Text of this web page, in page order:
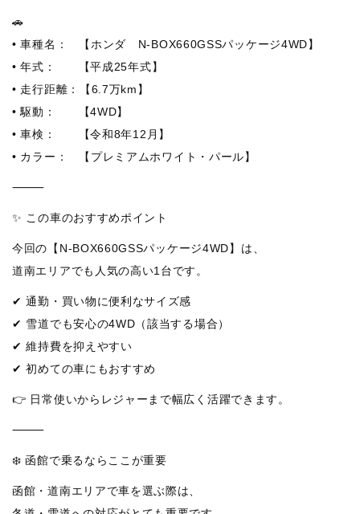
🚗
• 車種名： 【ホンダ N-BOX660GSSパッケージ4WD】
• 年式： 【平成25年式】
• 走行距離：【6.7万km】
• 駆動： 【4WD】
• 車検： 【令和8年12月】
• カラー： 【プレミアムホワイト・パール】
⸻
✨ この車のおすすめポイント
今回の【N-BOX660GSSパッケージ4WD】は、
道南エリアでも人気の高い1台です。
✔ 通勤・買い物に便利なサイズ感
✔ 雪道でも安心の4WD（該当する場合）
✔ 維持費を抑えやすい
✔ 初めての車にもおすすめ
👉 日常使いからレジャーまで幅広く活躍できます。
⸻
❄️ 函館で乗るならここが重要
函館・道南エリアで車を選ぶ際は、